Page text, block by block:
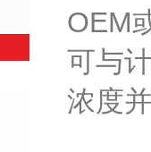
OEM
可与
浓度